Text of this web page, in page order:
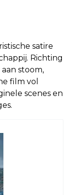
satire
Richting
stoom,
film vol
scenes en